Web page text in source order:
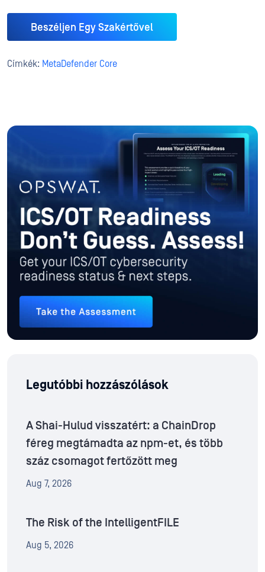
Beszéljen Egy Szakértővel
Címkék: MetaDefender Core
Legutóbbi hozzászólások
A Shai-Hulud visszatért: a ChainDrop
féreg megtámadta az npm-et, és több
száz csomagot fertőzött meg
Aug 7, 2026
The Risk of the IntelligentFILE
Aug 5, 2026